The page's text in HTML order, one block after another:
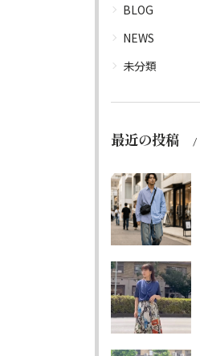
BLOG
NEWS
未分類
最近の投稿